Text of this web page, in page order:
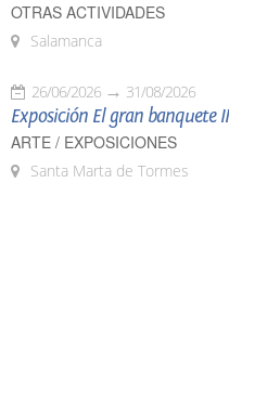
OTRAS ACTIVIDADES
Salamanca
26/06/2026 31/08/2026
Exposición El gran banquete II
ARTE / EXPOSICIONES
Santa Marta de Tormes